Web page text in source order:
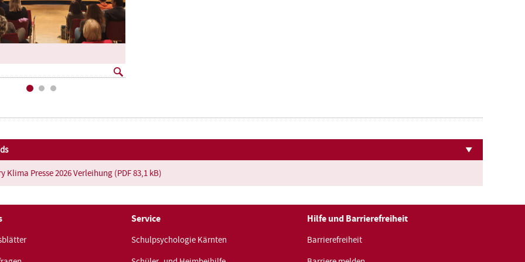
Großansicht
Klima Presse 2026 Verleihung (PDF 83,1 kB)
Service
Schulpsychologie Kärnten
Hilfe und Barrierefreiheit
Barrierefreiheit